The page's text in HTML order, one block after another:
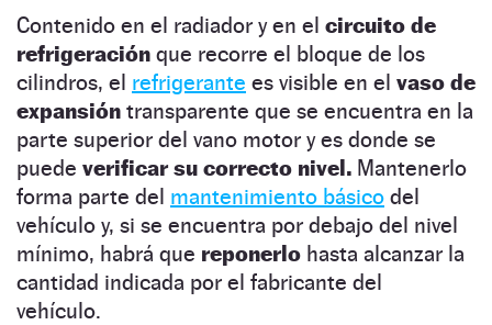
Contenido en el radiador y en el circuito de
refrigeración que recorre el bloque de los
cilindros, el refrigerante es visible en el vaso de
expansión transparente que se encuentra en la
parte superior del vano motor y es donde se
puede verificar su correcto nivel. Mantenerlo
forma parte del mantenimiento básico del
vehículo y, si se encuentra por debajo del nivel
mínimo, habrá que reponerlo hasta alcanzar la
cantidad indicada por el fabricante del
vehículo.